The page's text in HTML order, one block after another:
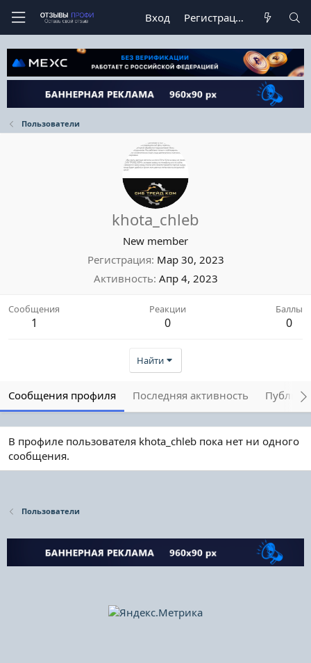
Вход Регистрация
Пользователи
khota_chleb
New member
Регистрация Мар 30, 2023
Активность Апр 4, 2023
Сообщения
1
Реакции
0
Баллы
0
Найти
Сообщения профиля Последняя активность
В профиле пользователя khota_chleb пока нет ни одного
сообщения.
Пользователи